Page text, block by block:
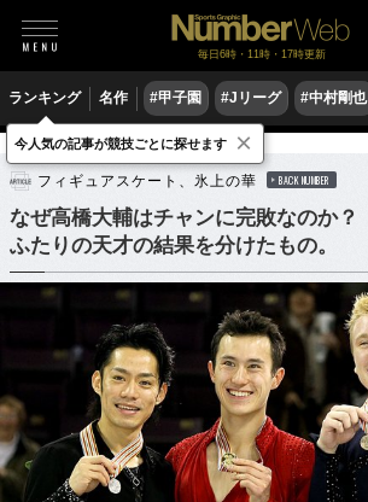
毎日6時・11時・17時更新
ランキング 名作 #甲子園 #Jリーグ #中村剛也
フィギュアスケート
フィギュアスケート、氷上の華 BACK NUMBER
なぜ高橋大輔はチャンに完敗なのか？
ふたりの天才の結果を分けたもの。
今人気の記事が競技ごとに探せます ×